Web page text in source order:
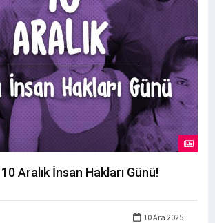
Aralık İnsan Hakları Günü!
10 Ara 2025